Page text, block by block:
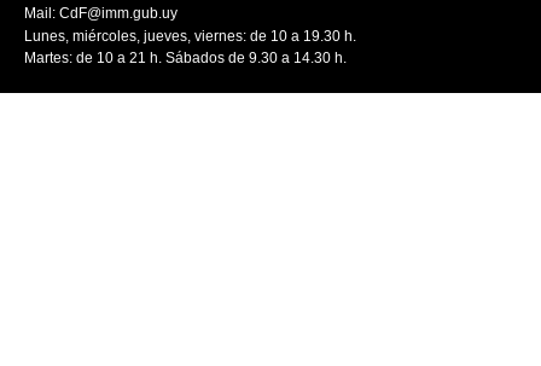
Mail: CdF@imm.gub.uy
Lunes, miércoles, jueves, viernes: de 10 a 19.30 h.
Martes: de 10 a 21 h. Sábados de 9.30 a 14.30 h.